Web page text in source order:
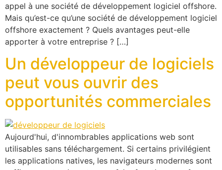
appel à une société de développement logiciel offshore.
Mais qu’est-ce qu’une société de développement logiciel
offshore exactement ? Quels avantages peut-elle
apporter à votre entreprise ? […]
Un développeur de logiciels
peut vous ouvrir des
opportunités commerciales
Aujourd'hui, d'innombrables applications web sont
utilisables sans téléchargement. Si certains privilégient
les applications natives, les navigateurs modernes sont